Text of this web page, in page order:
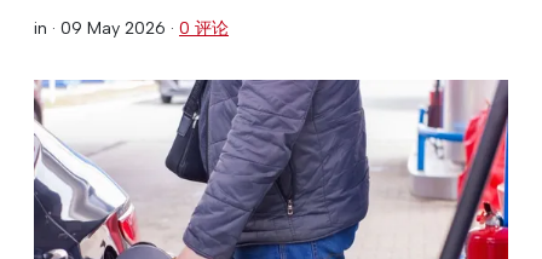
in · 09 May 2026 · 0 评论